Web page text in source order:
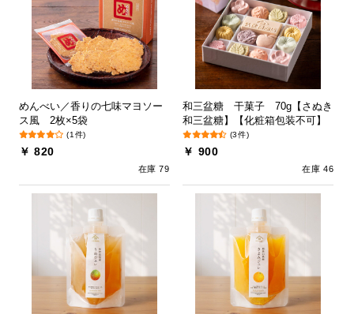
めんべい／香りの七味マヨソー
ス風 2枚×5袋
(1件)
￥ 820
在庫 79
和三盆糖 干菓子 70g【さぬき
和三盆糖】【化粧箱包装不可】
(3件)
￥ 900
在庫 46